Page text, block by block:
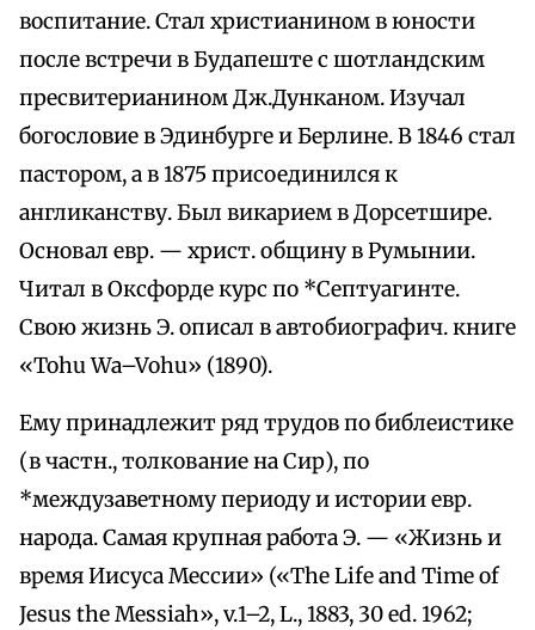
воспитание. Стал христианином в юности
после встречи в Будапеште с шотландским
пресвитерианином Дж.Дунканом. Изучал
богословие в Эдинбурге и Берлине. В 1846 стал
пастором, а в 1875 присоединился к
англиканству. Был викарием в Дорсетшире.
Основал евр. — христ. общину в Румынии.
Читал в Оксфорде курс по *Септуагинте.
Свою жизнь Э. описал в автобиографич. книге
«Tohu Wa–Vohu» (1890).
Ему принадлежит ряд трудов по библеистике
(в частн., толкование на Сир), по
*междузаветному периоду и истории евр.
народа. Самая крупная работа Э. — «Жизнь и
время Иисуса Мессии» («Тhе Life and Time of
Jesus the Messiah», v.1–2, L., 1883, 30 еd. 1962;